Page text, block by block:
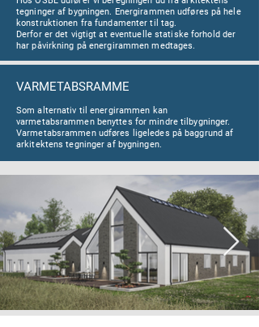
tegninger af bygningen. Energirammen udføres på hele
konstruktionen fra fundamenter til tag.
Derfor er det vigtigt at eventuelle statiske forhold der
har påvirkning på energirammen medtages.
VARMETABSRAMME
Som alternativ til energirammen kan
varmetabsrammen benyttes for mindre tilbygninger.
Varmetabsrammen udføres ligeledes på baggrund af
arkitektens tegninger af bygningen.